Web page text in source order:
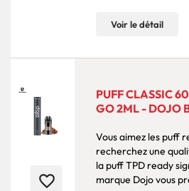
Voir le détail
favorite_border
PUFF CLASSIC
GO 2ML - DOJO
Vous aimez les puff
recherchez une
la puff TPD ready
marque Dojo vous